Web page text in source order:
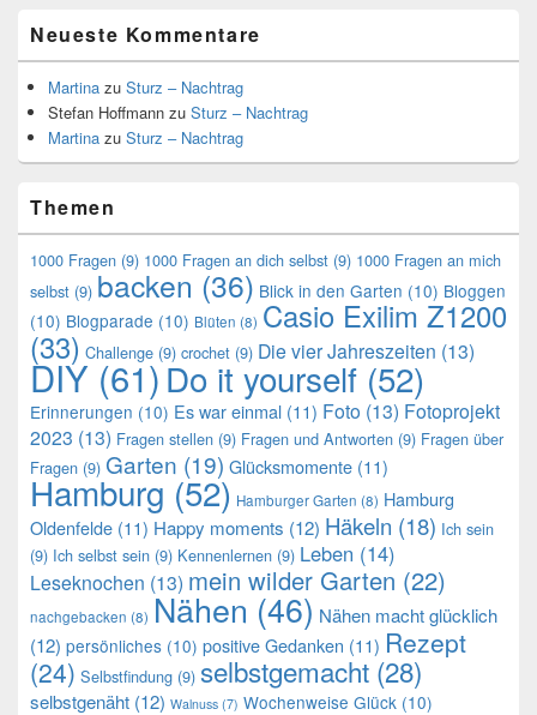
Neueste Kommentare
Martina zu Sturz – Nachtrag
Stefan Hoffmann zu Sturz – Nachtrag
Martina zu Sturz – Nachtrag
Themen
1000 Fragen (9) 1000 Fragen an dich selbst (9) 1000 Fragen an mich
selbst (9) backen (36) Blick in den Garten (10) Bloggen
(10) Blogparade (10) Blüten (8) Casio Exilim Z1200
(33) Challenge (9) crochet (9) Die vier Jahreszeiten (13)
DIY (61)Do it yourself (52)
Erinnerungen (10) Es war einmal (11) Foto (13) Fotoprojekt
2023 (13) Fragen stellen (9) Fragen und Antworten (9) Fragen über
Fragen (9) Garten (19) Glücksmomente (11)
Hamburg (52) Hamburger Garten (8) Hamburg
Oldenfelde (11) Happy moments (12) Häkeln (18) Ich sein
(9) Ich selbst sein (9) Kennenlernen (9) Leben (14)
Leseknochen (13) mein wilder Garten (22)
nachgebacken (8) Nähen (46) Nähen macht glücklich
(12) persönliches (10) positive Gedanken (11) Rezept
(24) Selbstfindung (9) selbstgemacht (28)
selbstgenäht (12) Walnuss (7) Wochenweise Glück (10)